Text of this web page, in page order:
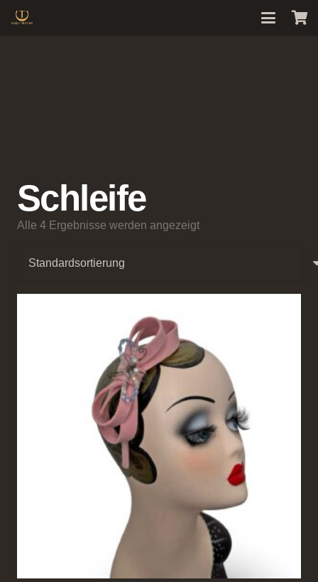
Schleife
Alle 4 Ergebnisse werden angezeigt